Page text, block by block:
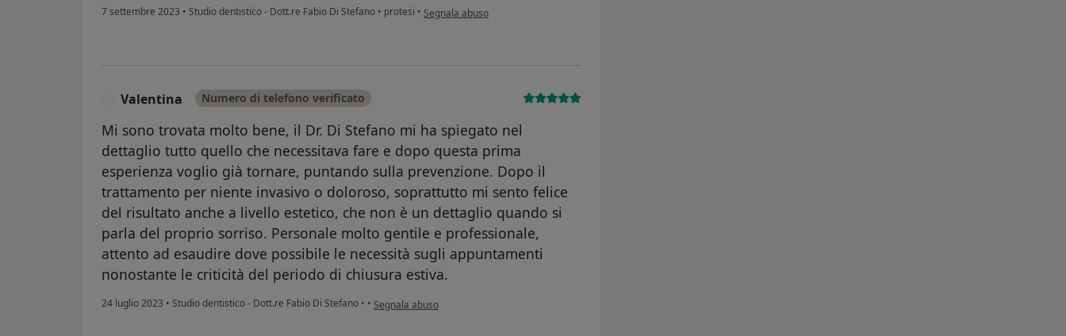
7 settembre 2023 • Studio dentistico - Dott.re Fabio Di Stefano • protesi • secondo l'opinione dell'utente Raimondo R.G.
Segnala abuso
Valentina Numero di telefono verificato
Mi sono trovata molto bene, il Dr. Di Stefano mi ha spiegato nel
dettaglio tutto quello che necessitava fare e dopo questa prima
esperienza voglio già tornare, puntando sulla prevenzione. Dopo il
trattamento per niente invasivo o doloroso, soprattutto mi sento felice
del risultato anche a livello estetico, che non è un dettaglio quando si
parla del proprio sorriso. Personale molto gentile e professionale,
attento ad esaudire dove possibile le necessità sugli appuntamenti
nonostante le criticità del periodo di chiusura estiva.
24 luglio 2023 • Studio dentistico - Dott.re Fabio Di Stefano • • secondo l'opinione dell'utente Valentina
Segnala abuso